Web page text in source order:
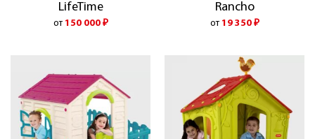
LifeTime
от 150 000 ₽
Rancho
от 19 350 ₽